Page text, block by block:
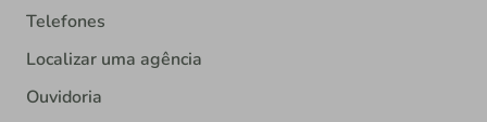
Telefones
Localizar uma agência
Ouvidoria